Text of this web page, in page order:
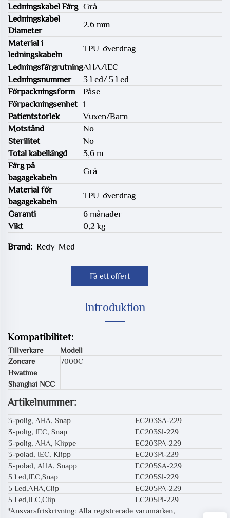
Ledningskabel Färg Grå
Ledningskabel
Diameter
2.6 mm
Material i
ledningskabeln
TPU-överdrag
LedningsfärgrutningAHA/IEC
Ledningsnummer
3 Led/ 5 Led
Förpackningsform
Påse
Förpackningsenhet 1
Patientstorlek
Vuxen/Barn
Motstånd
No
Sterilitet
No
Total kabellängd
3,6 m
Färg på
bagagekabeln
Grå
Material för
bagagekabeln
TPU-överdrag
Garanti
6 månader
Vikt
0,2 kg
Brand: Redy-Med
Få ett offert
Introduktion
Kompatibilitet:
Tillverkare
Modell
Zoncare
7000C
Hwatime
Shanghai NCC
Artikelnummer:
3-polig, AHA, Snap
EC203SA-229
3-polig, IEC, Snap
EC203SI-229
3-polig, AHA, Klippe
EC203PA-229
3-polad, IEC, Klipp
EC203PI-229
5-polad, AHA, Snapp
EC205SA-229
5 Led,IEC,Snap
EC205SI-229
5 Led,AHA,Clip
EC205PA-229
5 Led,IEC,Clip
EC205PI-229
*Ansvarsfriskrivning: Alla registrerade varumärken,